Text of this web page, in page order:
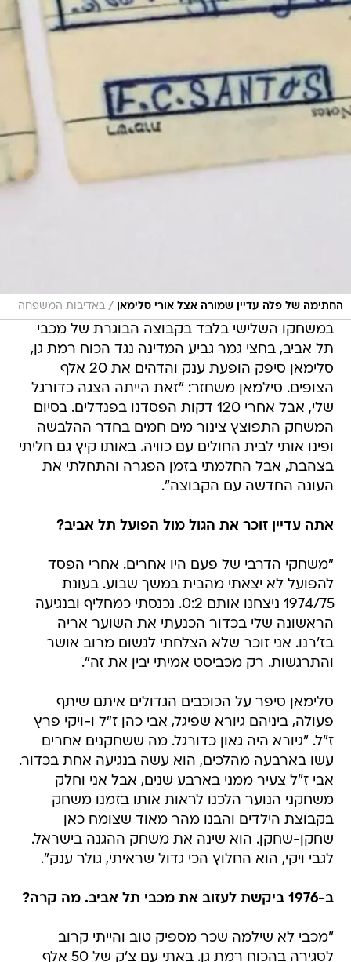
במשחקו השלישי בלבד בקבוצה הבוגרת של מכבי
תל אביב, בחצי גמר גביע המדינה נגד הכוח רמת גן,
סלימאן סיפק הופעת ענק והדהים את 20 אלף
הצופים. סילמאן משחזר: "זאת הייתה הצגה כדורגל
שלי, אבל אחרי 120 דקות הפסדנו בפנדלים. בסיום
המשחק התפוצץ צינור מים חמים בחדר ההלבשה
ופינו אותי לבית החולים עם כוויה. באותו קיץ גם חליתי
בצהבת, אבל החלמתי בזמן הפגרה והתחלתי את
העונה החדשה עם הקבוצה".
אתה עדיין זוכר את הגול מול הפועל תל אביב?
"משחקי הדרבי של פעם היו אחרים. אחרי הפסד
1974/75 ניצחנו אותם 0:2. נכנסתי כמחליף ובנגיעה
הראשונה שלי בכדור הכנעתי את השוער אריה
בז'רנו. אני זוכר שלא הצלחתי לנשום מרוב אושר
והתרגשות. רק מכביסט אמיתי יבין את זה".
סלימאן סיפר על הכוכבים הגדולים איתם שיתף
ז"ל. "גיורא היה גאון כדורגל. מה ששחקנים אחרים
עשו בארבעה מהלכים, הוא עשה בנגיעה אחת בכדור.
אבי ז"ל צעיר ממני בארבע שנים, אבל אני וחלק
משחקני הנוער הלכנו לראות אותו בזמנו משחק
בקבוצת הילדים והבנו מהר מאוד שצומח כאן
שחקן-שחקן. הוא שינה את משחק ההגנה בישראל.
לגבי ויקי, הוא החלוץ הכי גדול שראיתי, גולר ענק".
ב-1976 ביקשת לעזוב את מכבי תל אביב. מה קרה?
"מכבי לא שילמה שכר מספיק טוב והייתי קרוב
לירות לפדות את הכרטיס שלי, אבל המאמן יעקב
גרונדמן סירב. נשארתי במכבי ובהמשך גרונדמן הפך